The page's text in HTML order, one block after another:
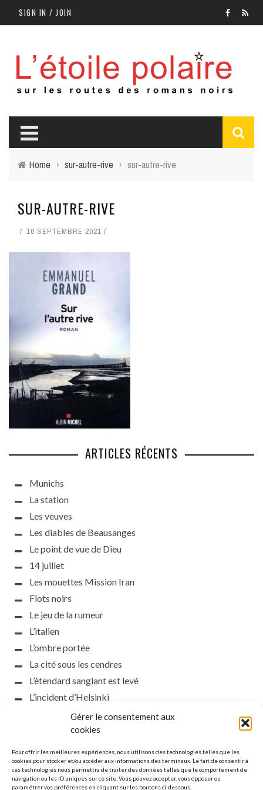
Gérer le consentement aux
cookies
Pour offrir les meilleures expériences, nous utilisons des technologies telles que les
cookies pour stocker et/ou accéder aux informations des terminaux. Le fait de consentir à
ces technologies nous permettra de traiter des données telles que le comportement de
navigation ou les ID uniques sur ce site. Vous pouvez accepter, vous opposer ou
paramétrer vos préférences en cliquant sur les boutons ci-dessous.
SIGN IN / JOIN
Home › sur-autre-rive › sur-autre-rive
SUR-AUTRE-RIVE
10 SEPTEMBRE 2021
ARTICLES RÉCENTS
Munichs
La station
Les veuves
Les diables de Beausanges
Le point de vue de Dieu
14 juillet
Les mouettes Mission Iran
Flots noirs
Le jeu de la rumeur
L’italien
L’ombre portée
La cité sous les cendres
L’étendard sanglant est levé
L’incident d’Helsinki
la petite fasciste
Toutes les nuances de la nuit
Que s’obscurcissent le soleil et la lumière
Le silence